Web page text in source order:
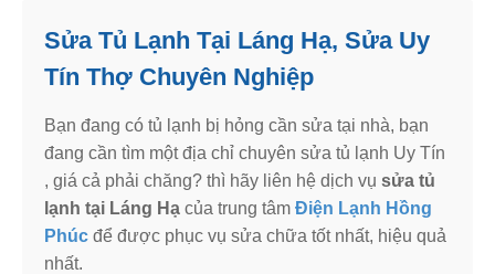
Sửa Tủ Lạnh Tại Láng Hạ, Sửa Uy
Tín Thợ Chuyên Nghiệp
Bạn đang có tủ lạnh bị hỏng cần sửa tại nhà, bạn
đang cần tìm một địa chỉ chuyên sửa tủ lạnh Uy Tín
, giá cả phải chăng? thì hãy liên hệ dịch vụ sửa tủ
lạnh tại Láng Hạ của trung tâm Điện Lạnh Hồng
Phúc để được phục vụ sửa chữa tốt nhất, hiệu quả
nhất.